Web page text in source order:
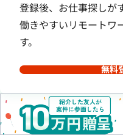
登録後、お仕事探しが
働きやすいリモートワ
す。
無料